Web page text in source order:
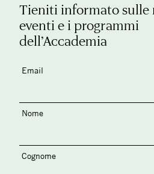
Tieniti informato sulle
eventi e i programmi
dell’Accademia
Email
Nome
Cognome